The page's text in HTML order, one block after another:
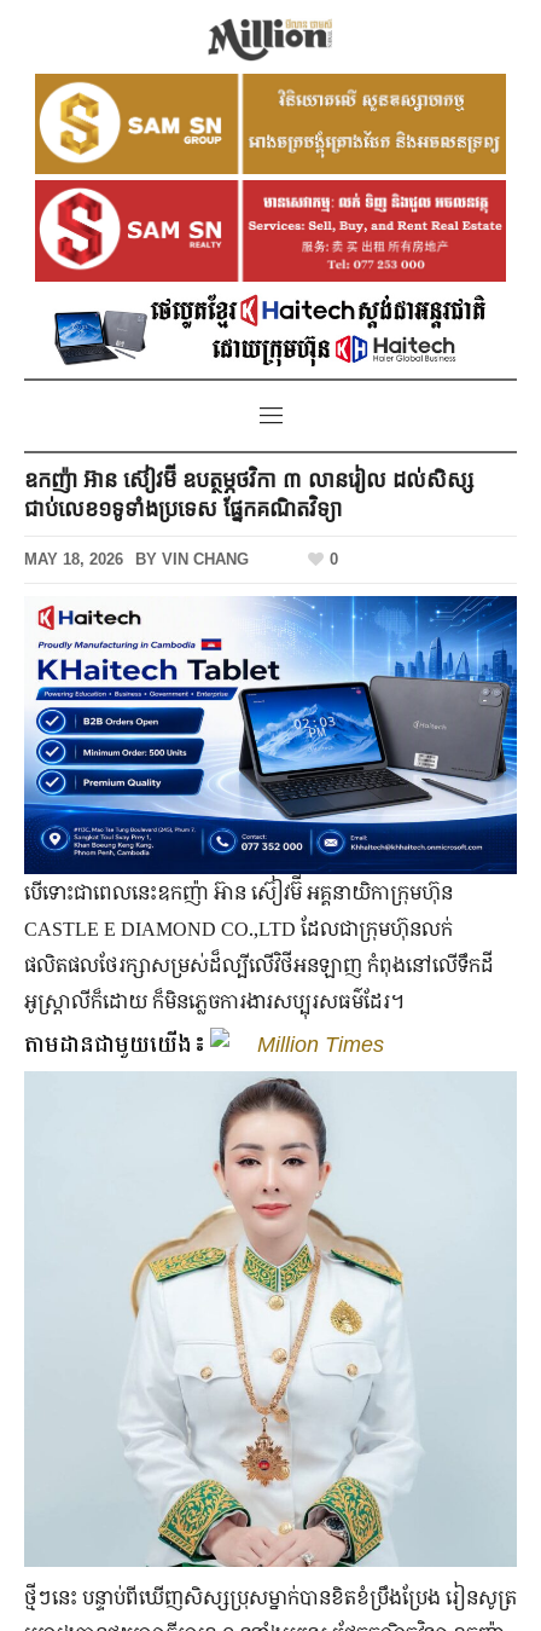
ឧកញ៉ា អ៊ាន ស៊ៀវម៊ី ឧបត្ថម្ភ​ថវិកា ៣ លានរៀល ដល់សិស្ស
ជាប់លេខ១ទូទាំង​ប្រទេស ​ផ្នែក​គណិតវិទ្យា
MAY 18, 2026 BY VIN CHANG 0
បើ​ទោះ​ជា​ពេល​នេះ​ឧកញ៉ា អ៊ាន ស៊ៀវម៊ី អគ្គ​នាយិកា​ក្រុមហ៊ុន
CASTLE E DIAMOND CO.,LTD ដែល​ជា​ក្រុមហ៊ុន​លក់​
ផលិតផល​ថែរក្សា​សម្រស់​ដ៏​ល្បី​លើ​វិថី​អនឡាញ កំពុង​នៅ​លើ​ទឹកដី​
អូស្ត្រាលី​ក៏​ដោយ ក៏​មិន​ភ្លេច​ការងារ​សប្បុរសធម៌​ដែរ។
តាមដានជាមួយយើង៖ Million Times
ថ្មី​ៗ​នេះ បន្ទាប់​ពី​ឃើញ​សិស្ស​ប្រុស​ម្នាក់​បាន​ខិតខំ​ប្រឹងប្រែង រៀន​សូត្រ​